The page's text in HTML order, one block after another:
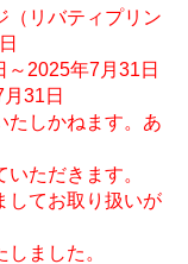
（リバティプリン
～2025年7月31日
31日
たしかねます。あ
ただきます。
してお取り扱いが
ました。